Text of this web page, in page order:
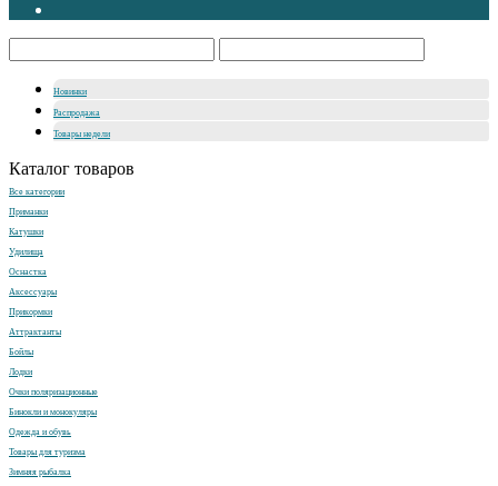
Новинки
Распродажа
Товары недели
Каталог товаров
Все категории
Приманки
Катушки
Удилища
Оснастка
Аксессуары
Прикормки
Аттрактанты
Бойлы
Лодки
Очки поляризационные
Бинокли и монокуляры
Одежда и обувь
Товары для туризма
Зимняя рыбалка